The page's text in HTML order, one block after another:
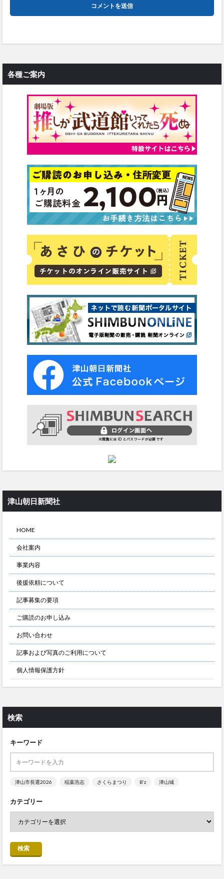
各種ご案内
津山朝日新聞社
HOME
会社案内
事業内容
後援依頼について
記事募集の要項
ご購読のお申し込み
お問い合わせ
記事および写真のご利用について
個人情報保護方針
検索
キーワード
津山市長選2026 稲葉浩志 さくらまつり B’z 津山城
カテゴリー
検索